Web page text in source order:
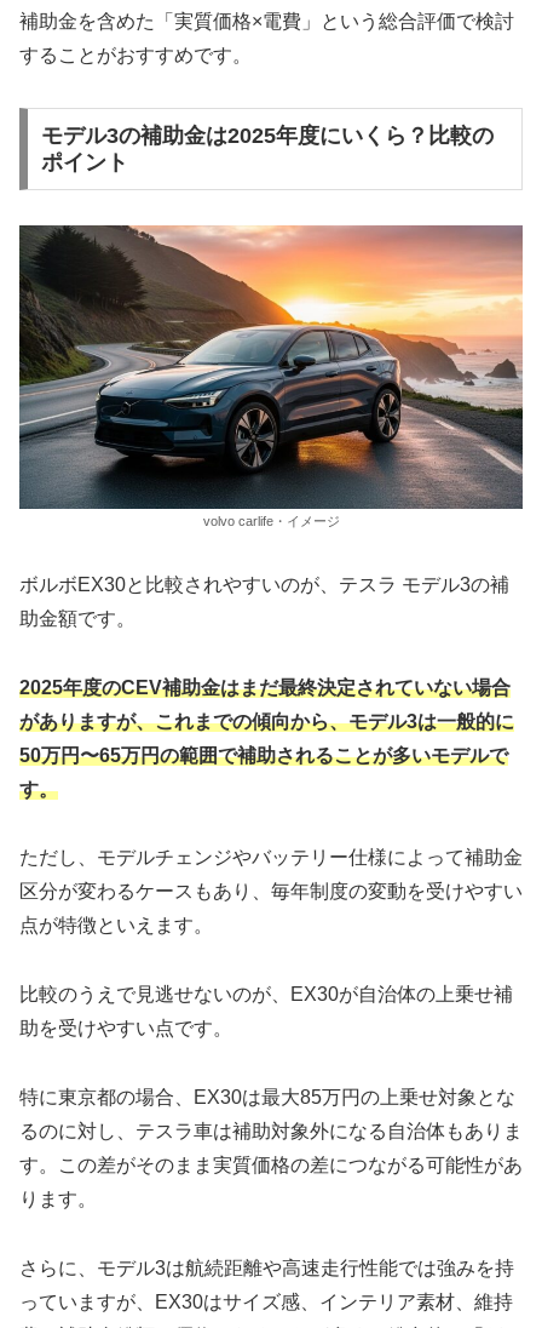
補助金を含めた「実質価格×電費」という総合評価で検討
することがおすすめです。
モデル3の補助金は2025年度にいくら？比較の
ポイント
volvo carlife・イメージ
ボルボEX30と比較されやすいのが、テスラ モデル3の補
助金額です。
2025年度のCEV補助金はまだ最終決定されていない場合
がありますが、これまでの傾向から、モデル3は一般的に
50万円〜65万円の範囲で補助されることが多いモデルで
す。
ただし、モデルチェンジやバッテリー仕様によって補助金
区分が変わるケースもあり、毎年制度の変動を受けやすい
点が特徴といえます。
比較のうえで見逃せないのが、EX30が自治体の上乗せ補
助を受けやすい点です。
特に東京都の場合、EX30は最大85万円の上乗せ対象とな
るのに対し、テスラ車は補助対象外になる自治体もありま
す。この差がそのまま実質価格の差につながる可能性があ
ります。
さらに、モデル3は航続距離や高速走行性能では強みを持
っていますが、EX30はサイズ感、インテリア素材、維持